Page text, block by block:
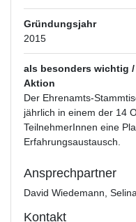
Gründungsjahr
2015
als besonders wichtig
Aktion
Der Ehrenamts-
jährlich in einem der 14
TeilnehmerInnen eine
Erfahrungsaustausch.
Ansprechpartner
David Wiedemann,
Kontakt